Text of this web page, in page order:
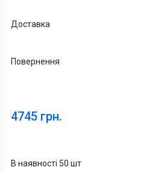
Доставка
Повернення
4745 грн.
В наявності 50 шт